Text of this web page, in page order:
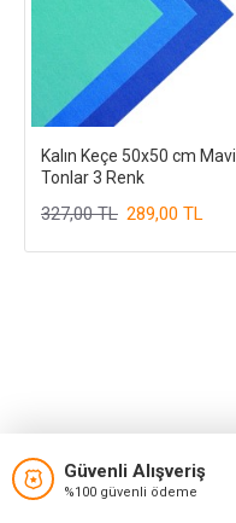
Kalın Keçe 50x50 cm Mavi
Tonlar 3 Renk
289,00 TL
327,00 TL
Güvenli Alışveriş
%100 güvenli ödeme